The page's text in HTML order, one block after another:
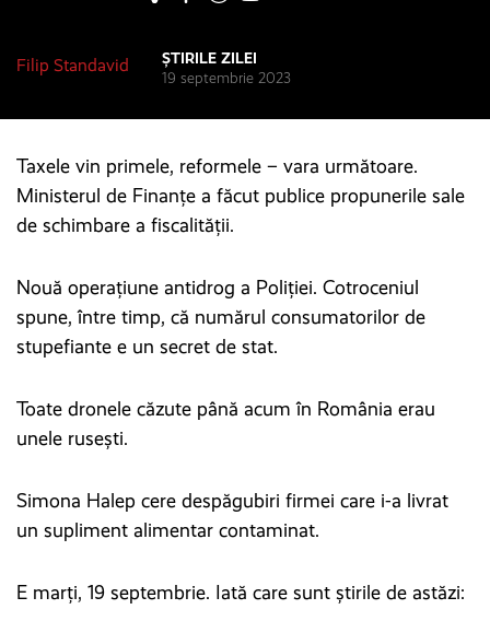
Filip Standavid
ȘTIRILE ZILEI
19 septembrie 2023
Taxele vin primele, reformele – vara următoare.
Ministerul de Finanțe a făcut publice propunerile sale
de schimbare a fiscalității.
Nouă operațiune antidrog a Poliției. Cotroceniul
spune, între timp, că numărul consumatorilor de
stupefiante e un secret de stat.
Toate dronele căzute până acum în România erau
unele rusești.
Simona Halep cere despăgubiri firmei care i-a livrat
un supliment alimentar contaminat.
E marți, 19 septembrie. Iată care sunt știrile de astăzi: